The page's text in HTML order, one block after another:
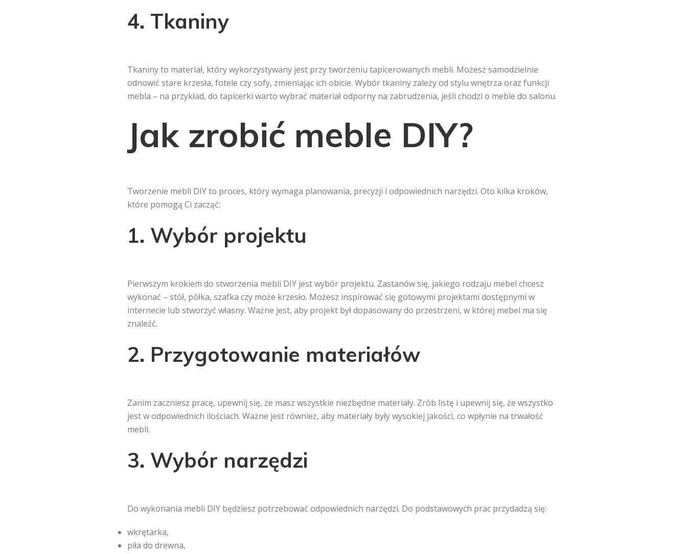
4. Tkaniny
Tkaniny to materiał, który wykorzystywany jest przy tworzeniu tapicerowanych mebli. Możesz samodzielnie
odnowić stare krzesła, fotele czy sofy, zmieniając ich obicie. Wybór tkaniny zależy od stylu wnętrza oraz funkcji
mebla – na przykład, do tapicerki warto wybrać materiał odporny na zabrudzenia, jeśli chodzi o meble do salonu.
Jak zrobić meble DIY?
Tworzenie mebli DIY to proces, który wymaga planowania, precyzji i odpowiednich narzędzi. Oto kilka kroków,
które pomogą Ci zacząć:
1. Wybór projektu
Pierwszym krokiem do stworzenia mebli DIY jest wybór projektu. Zastanów się, jakiego rodzaju mebel chcesz
wykonać – stół, półka, szafka czy może krzesło. Możesz inspirować się gotowymi projektami dostępnymi w
internecie lub stworzyć własny. Ważne jest, aby projekt był dopasowany do przestrzeni, w której mebel ma się
znaleźć.
2. Przygotowanie materiałów
Zanim zaczniesz pracę, upewnij się, że masz wszystkie niezbędne materiały. Zrób listę i upewnij się, że wszystko
jest w odpowiednich ilościach. Ważne jest również, aby materiały były wysokiej jakości, co wpłynie na trwałość
mebli.
3. Wybór narzędzi
Do wykonania mebli DIY będziesz potrzebować odpowiednich narzędzi. Do podstawowych prac przydadzą się:
wkrętarka,
piła do drewna,